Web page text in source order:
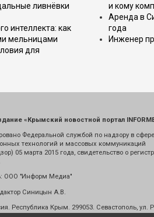
ливнёвки
интеллекта: как
мельницами
для
и кому
Аренда в
года
Инженер
«Крымский новостной портал
Федеральной службой по надзору в
технологий и массовых коммуникаций
05 марта 2015 года, свидетельство о
ООО "Информ Медиа"
Синицын А.В.
Республика Крым. 299053. Севастополь, ул.